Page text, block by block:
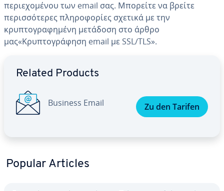
περιεχομένου των email σας. Μπορείτε να βρείτε
περισσότερες πληροφορίες σχετικά με την
κρυπτογραφημένη μετάδοση στο άρθρο
μας«Κρυπτογράφηση email με SSL/TLS».
Related Products
Business Email Zu den Tarifen
Popular Articles